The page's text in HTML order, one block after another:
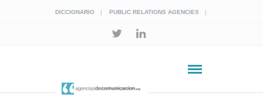
DICCIONARIO PUBLIC RELATIONS AGENCIES